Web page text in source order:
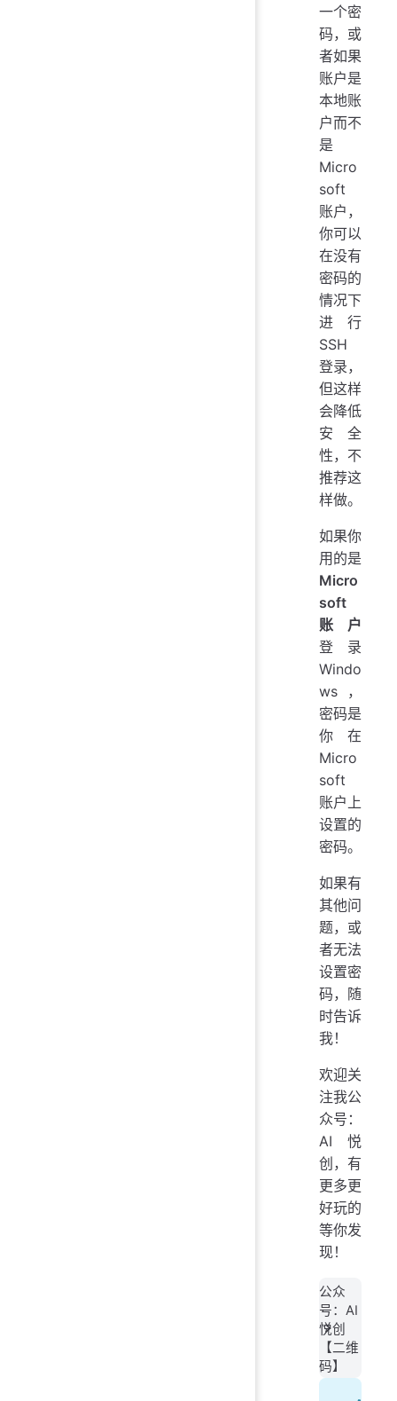
一个密
码，或
者如果
账户是
本地账
户而不
是
Micro
soft
账户，
你可以
在没有
密码的
情况下
进行
SSH
登录，
但这样
会降低
安全
性，不
推荐这
样做。
如果你
用的是
Micro
soft
账户
登录
Windo
ws，
密码是
你在
Micro
soft
账户上
设置的
密码。
如果有
其他问
题，或
者无法
设置密
码，随
时告诉
我！
欢迎关
注我公
众号：
AI悦
创，有
更多更
好玩的
等你发
现！
公众
号：AI
悦创
【二维
码】